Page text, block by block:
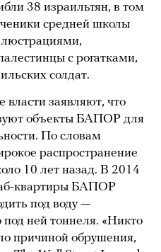
38 израильтян, в том
средней школы
с рогатками,
солдат.
власти заявляют, что
объекты БАПОР для
По словам
распространение
10 лет назад. В 2014
квартиры БАПОР
под воду —
под ней тоннеля. «Никто
причиной обрушения,